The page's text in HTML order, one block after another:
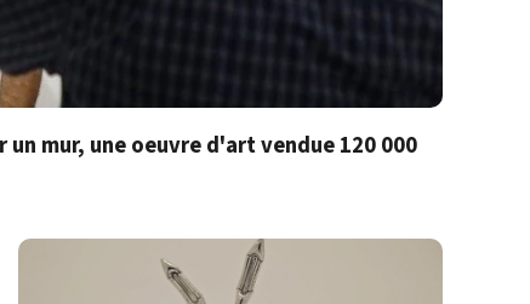
mur, une oeuvre d'art vendue 120 000